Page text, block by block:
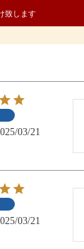
致します
03/21
03/21